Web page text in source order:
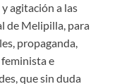
agitación a las
de Melipilla, para
propaganda,
e
que sin duda